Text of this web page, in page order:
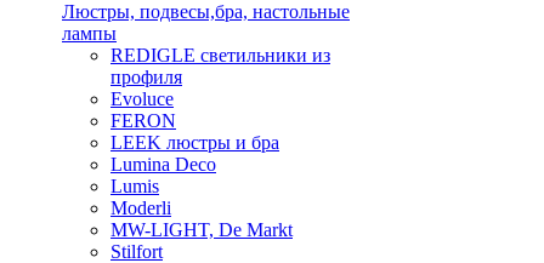
Люстры, подвесы,бра, настольные
лампы
REDIGLE светильники из
профиля
Evoluce
FERON
LEEK люстры и бра
Lumina Deco
Lumis
Moderli
MW-LIGHT, De Markt
Stilfort